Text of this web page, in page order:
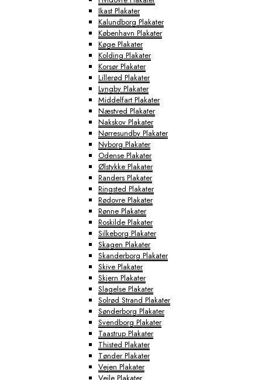
Ikast Plakater
Kalundborg Plakater
København Plakater
Køge Plakater
Kolding Plakater
Korsør Plakater
Lillerød Plakater
Lyngby Plakater
Middelfart Plakater
Næstved Plakater
Nakskov Plakater
Nørresundby Plakater
Nyborg Plakater
Odense Plakater
Ølstykke Plakater
Randers Plakater
Ringsted Plakater
Rødovre Plakater
Rønne Plakater
Roskilde Plakater
Silkeborg Plakater
Skagen Plakater
Skanderborg Plakater
Skive Plakater
Skjern Plakater
Slagelse Plakater
Solrød Strand Plakater
Sønderborg Plakater
Svendborg Plakater
Taastrup Plakater
Thisted Plakater
Tønder Plakater
Vejen Plakater